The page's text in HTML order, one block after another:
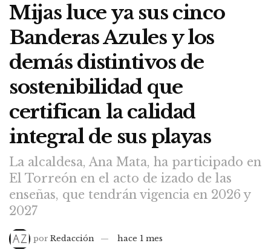
Mijas luce ya sus cinco
Banderas Azules y los
demás distintivos de
sostenibilidad que
certifican la calidad
integral de sus playas
La alcaldesa, Ana Mata, ha participado en
El Torreón en el acto de izado de las
enseñas, que tendrán vigencia en 2026 y
2027
por Redacción
hace 1 mes